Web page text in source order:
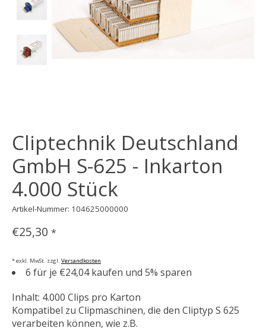
Cliptechnik Deutschland
GmbH S-625 - Inkarton
4.000 Stück
Artikel-Nummer: 104625000000
€25,30 *
* exkl. MwSt. zzgl. Versandkosten
6 für je €24,04 kaufen und 5% sparen
Inhalt: 4.000 Clips pro Karton
Kompatibel zu Clipmaschinen, die den Cliptyp S 625
verarbeiten können, wie z.B.